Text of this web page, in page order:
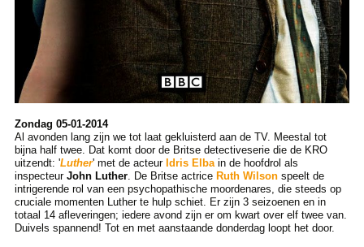
Zondag 05-01-2014
Al avonden lang zijn we tot laat gekluisterd aan de TV. Meestal tot
bijna half twee. Dat komt door de Britse detectiveserie die de KRO
uitzendt: 'Luther' met de acteur Idris Elbain de hoofdrol als
inspecteur John Luther. De Britse actrice Ruth Wilsonspeelt de
intrigerende rol van een psychopathische moordenares, die steeds op
cruciale momenten Luther te hulp schiet. Er zijn 3 seizoenen en in
totaal 14 afleveringen; iedere avond zijn er om kwart over elf twee van.
Duivels spannend! Tot en met aanstaande donderdag loopt het door.